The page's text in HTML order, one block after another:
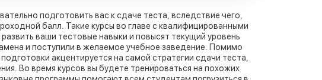
подготовить вас к сдаче теста, вследствие чего,
балл. Такие курсы во главе с квалифицированными
ваши тестовые навыки и повысят текущий уровень
и поступили в желаемое учебное заведение. Помимо
акцентируется на самой стратегии сдачи теста,
Во время курсов вы будете тренироваться на похожих